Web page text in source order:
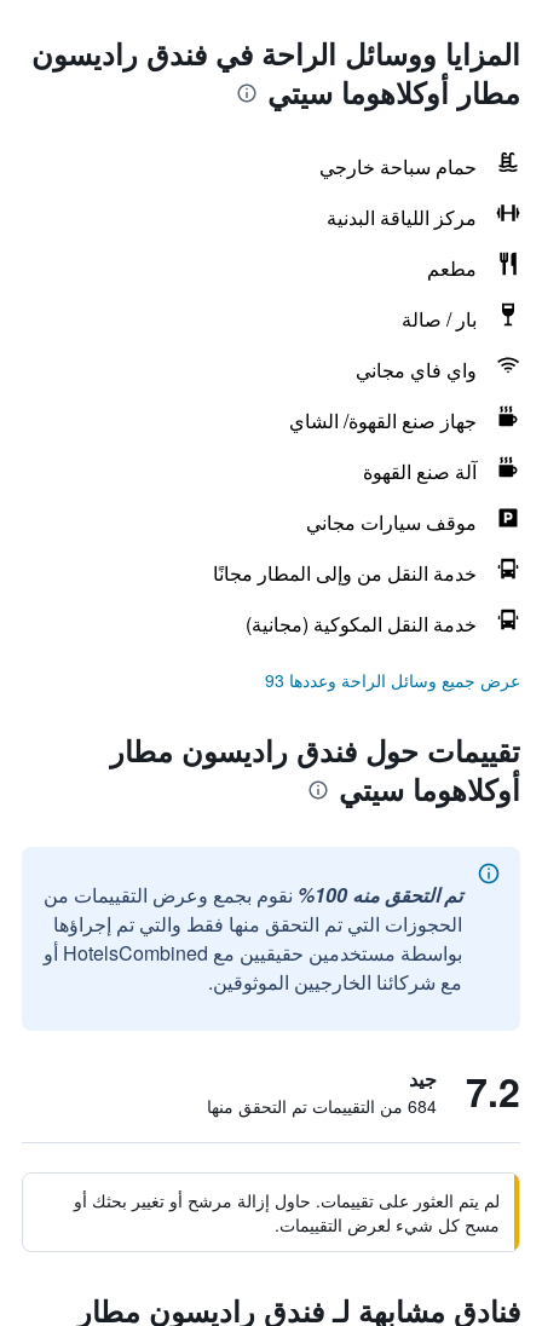
المزايا ووسائل الراحة في فندق راديسون
مطار أوكلاهوما سيتي
حمام سباحة خارجي
مركز اللياقة البدنية
مطعم
بار / صالة
واي فاي مجاني
جهاز صنع القهوة/ الشاي
آلة صنع القهوة
موقف سيارات مجاني
خدمة النقل من وإلى المطار مجانًا
خدمة النقل المكوكية (مجانية)
عرض جميع وسائل الراحة وعددها 93
تقييمات حول فندق راديسون مطار
أوكلاهوما سيتي
تم التحقق منه 100%
نقوم بجمع وعرض التقييمات من
الحجوزات التي تم التحقق منها فقط والتي تم إجراؤها
بواسطة مستخدمين حقيقيين مع HotelsCombined أو
مع شركائنا الخارجيين الموثوقين.
7.2 جيد
684 من التقييمات تم التحقق منها
لم يتم العثور على تقييمات. حاول إزالة مرشح أو تغيير بحثك أو
مسح كل شيء لعرض التقييمات.
فنادق مشابهة لـ فندق راديسون مطار